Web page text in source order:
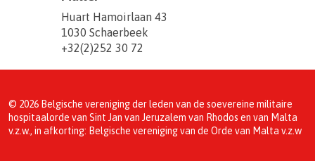
Huart Hamoirlaan 43
1030 Schaerbeek
+32(2)252 30 72
© 2026 Belgische vereniging der leden van de soevereine militaire
hospitaalorde van Sint Jan van Jeruzalem van Rhodos en van Malta
v.z.w., in afkorting: Belgische vereniging van de Orde van Malta v.z.w